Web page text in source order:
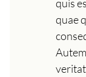
quis
quae